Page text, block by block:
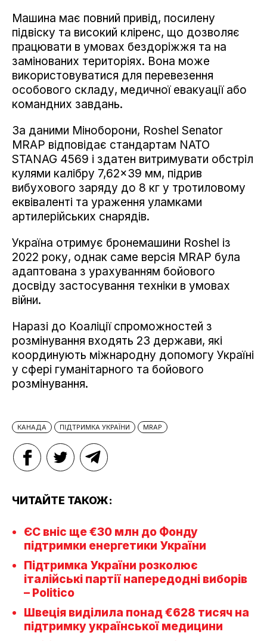
Машина має повний привід, посилену
підвіску та високий кліренс, що дозволяє
працювати в умовах бездоріжжя та на
замінованих територіях. Вона може
використовуватися для перевезення
особового складу, медичної евакуації або
командних завдань.
За даними Міноборони, Roshel Senator
MRAP відповідає стандартам NATO
STANAG 4569 і здатен витримувати обстріл
кулями калібру 7,62×39 мм, підрив
вибухового заряду до 8 кг у тротиловому
еквіваленті та ураження уламками
артилерійських снарядів.
Україна отримує бронемашини Roshel із
2022 року, однак саме версія MRAP була
адаптована з урахуванням бойового
досвіду застосування техніки в умовах
війни.
Наразі до Коаліції спроможностей з
розмінування входять 23 держави, які
координують міжнародну допомогу Україні
у сфері гуманітарного та бойового
розмінування.
КАНАДА ПІДТРИМКА УКРАЇНИ MRAP
ЧИТАЙТЕ ТАКОЖ:
ЄС вніс ще €30 млн до Фонду
підтримки енергетики України
Підтримка України розколює
італійські партії напередодні виборів
– Politico
Швеція виділила понад €628 тисяч на
підтримку української медицини